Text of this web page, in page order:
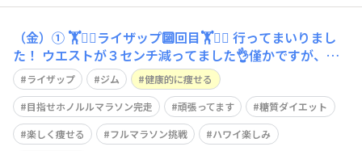
（金）① 🏋️🏋️‍♀️ライザップ🔟回目🏋️🏋️‍♀️ 行ってまいりまし
た！ ウエストが３センチ減ってました👌僅かですが、凄
いことよね💪 体脂肪もすこーし減ってます👌 でも、この
前、フルーツタルト食べちゃたのよね🍇🥧 #ライザップ #
ジム #食事制限 #食事管理 #健康的に痩せたい
ライザップ ジム
健康的に痩せる
目指せホノルルマラソン完走
頑張ってます
糖質ダイエット
楽しく痩せる
フルマラソン挑戦
ハワイ楽しみ